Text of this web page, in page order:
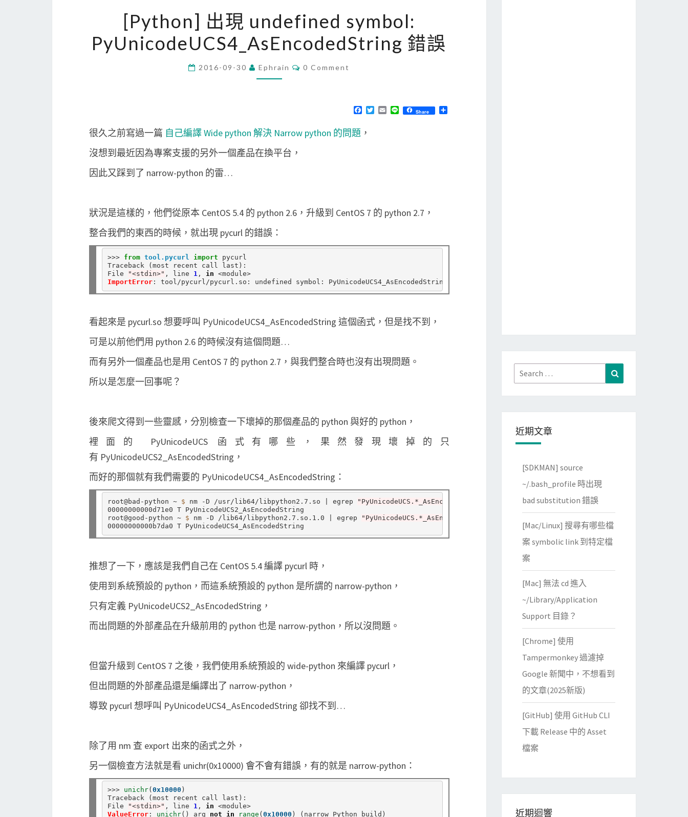
P
y
t
h
出
現
u
e
i
d
m
b
o
y
U
c
o
d
e
C
4
A
n
c
S
t
[Python] 出現 undefined symbol:
PyUnicodeUCS4_AsEncodedString 錯誤
2016-09-30 Ephrain
C
0 Comment
F
e
T
E
L
Share
分
很久之前寫過一篇 自己編譯 Wide python 解決 Narrow python 的問題 ，
沒想到最近因為專案支援的另外一個產品在換平台，
因此又踩到了 narrow-python 的雷…
狀況是這樣的，他們從原本 CentOS 5.4 的 python 2.6，升級到 CentOS 7 的 python 2.7，
整合我們的東西的時候，就出現 pycurl 的錯誤：
>>> from tool.pycurl import pycurl
Traceback (most recent call last):
File
"<stdin>" , line 1 , in <module>
ImportError: tool /pycurl /pycurl .
看起來是 pycurl.so 想要呼叫 PyUnicodeUCS4_AsEncodedString 這個函式，但是找不到，
可是以前他們用 python 2.6 的時候沒有這個問題…
而有另外一個產品也是用 CentOS 7 的 python 2.7，與我們整合時也沒有出現問題。
所以是怎麼一回事呢？
後來爬文得到一些靈感，分別檢查一下壞掉的那個產品的 python 與好的 python，
裡面的 PyUnicodeUCS 函式有哪些，果然發現壞掉的只
有 PyUnicodeUCS2_AsEncodedString，
而好的那個就有我們需要的 PyUnicodeUCS4_AsEncodedString：
root@bad-python ~ $ nm -D /usr/lib64/libpython2.7.so | egrep
"PyUnicodeUCS.*_AsEncodedString"
00000000000d71e0 T PyUnicodeUCS2_AsEncodedString
root@good-python ~ $ nm -D /lib64/libpython2.7.so.1.0 | egrep
"PyUnicodeUCS.*_AsEncodedString"
推想了一下，應該是我們自己在 CentOS 5.4 編譯 pycurl 時，
使用到系統預設的 python，而這系統預設的 python 是所謂的 narrow-python，
只有定義 PyUnicodeUCS2_AsEncodedString，
而出問題的外部產品在升級前用的 python 也是 narrow-python，所以沒問題。
但當升級到 CentOS 7 之後，我們使用系統預設的 wide-python 來編譯 pycurl，
但出問題的外部產品還是編譯出了 narrow-python，
導致 pycurl 想呼叫 PyUnicodeUCS4_AsEncodedString 卻找不到…
除了用 nm 查 export 出來的函式之外，
另一個檢查方法就是看 unichr(0x10000) 會不會有錯誤，有的就是 narrow-python：
>>> unichr( 0x10000 )
Traceback (most recent call last):
File
"<stdin>" , line 1, in <module>
ValueError: unichr() arg not in range ( 0x10000
Search
for:
近期文章
[SDKMAN] source
~/.bash_profile 時出現
bad substitution 錯誤
[Mac/Linux] 搜尋有哪些檔
案 symbolic link 到特定檔
案
[Mac] 無法 cd 進入
~/Library/Application
Support 目錄？
[Chrome] 使用
Tampermonkey 過濾掉
Google 新聞中，不想看到
的文章(2025新版)
[GitHub] 使用 GitHub CLI
下載 Release 中的 Asset
檔案
近期迴響